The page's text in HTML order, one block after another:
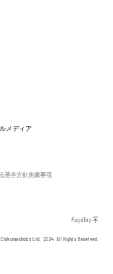
メディア
基本方針免責事項
PageTop
Ltd.2024 All Rights Reserved.